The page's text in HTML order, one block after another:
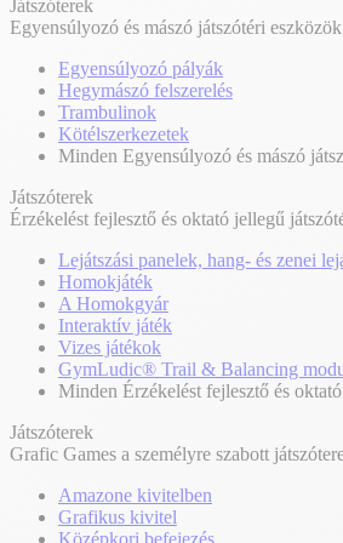
Játszóterek
Egyensúlyozó és mászó játszótéri eszközök
Egyensúlyozó pályák
Hegymászó felszerelés
Trambulinok
Kötélszerkezetek
Minden Egyensúlyozó és mászó
Játszóterek
Érzékelést fejlesztő és oktató jellegű
Lejátszási panelek, hang- és zenei
Homokjáték
A Homokgyár
Interaktív játék
Vizes játékok
GymLudic® Trail & Balancing
Minden Érzékelést fejlesztő és
Játszóterek
Grafic Games a személyre szabott
Amazone kivitelben
Grafikus kivitel
Középkori befejezés